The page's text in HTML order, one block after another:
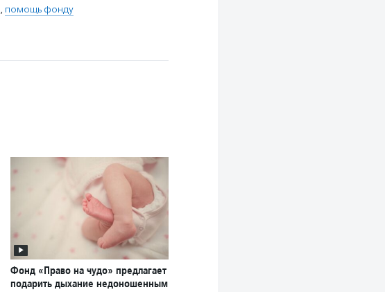
, помощь фонду
Фонд «Право на чудо» предлагает
подарить дыхание недоношенным